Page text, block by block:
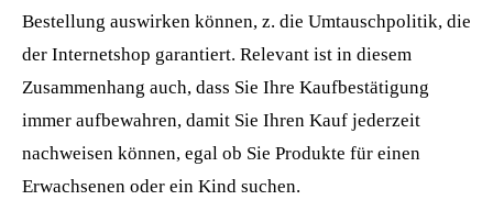
Bestellung auswirken können, z. die Umtauschpolitik, die
der Internetshop garantiert. Relevant ist in diesem
Zusammenhang auch, dass Sie Ihre Kaufbestätigung
immer aufbewahren, damit Sie Ihren Kauf jederzeit
nachweisen können, egal ob Sie Produkte für einen
Erwachsenen oder ein Kind suchen.